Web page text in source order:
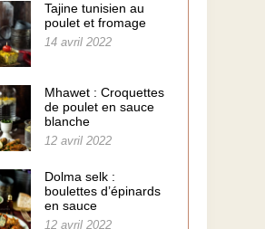
Tajine tunisien au
poulet et fromage
14 avril 2022
Mhawet : Croquettes
de poulet en sauce
blanche
12 avril 2022
Dolma selk :
boulettes d’épinards
en sauce
12 avril 2022